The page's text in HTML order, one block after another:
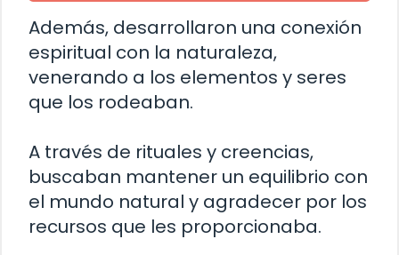
Además, desarrollaron una conexión
espiritual con la naturaleza,
venerando a los elementos y seres
que los rodeaban.
A través de rituales y creencias,
buscaban mantener un equilibrio con
el mundo natural y agradecer por los
recursos que les proporcionaba.